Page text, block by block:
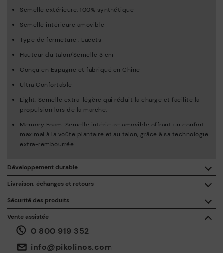
Vente assistée
0 800 919 352
info@pikolinos.com
Sécurité des produits
La sécurité de nos produits nous tient à cœur. La vôtre aussi.
C'est pourquoi nous avons créé un espace où vous pouvez nous
contacter en cas d'incident ou de question sur la sécurité du
Semelle extérieure: 100% synthétique
Semelle intérieure amovible
Type de fermeture : Lacets
Hauteur du talon/Semelle 3 cm
Conçu en Espagne et fabriqué en Chine
Ultra Confortable
Light: Semelle extra-légère qui réduit la charge et facilite la
propulsion lors de la marche.
Memory Foam: Semelle intérieure amovible offrant un confort
maximal à la voûte plantaire et au talon, grâce à sa technologie
extra-rembourrée.
Livraison, échanges et retours
Livraison gratuite à partir de 50 € d'achat.
30 jours pour les retours et les échanges*.
ViaMon compteou dans
Développement durable
En achetant ce produit, vous soutenez une fabrication éco-
responsable du cuir via le Leather Working Group.
ISO 14006 Ecodesign: Notre collection inscrit la conception
de ces modèles sous le signe de l’étude des impacts
environnementaux au cours de tout le cycle de vie des